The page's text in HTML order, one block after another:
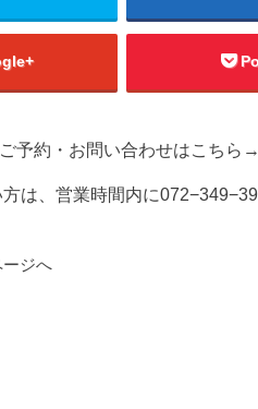
予約・お問い合わせはこちら→
は、営業時間内に
ージへ